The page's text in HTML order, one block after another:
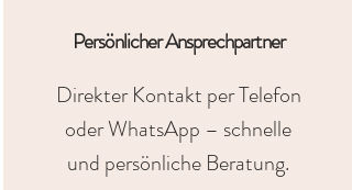
Persönlicher Ansprechpartner
Direkter Kontakt per Telefon
oder WhatsApp – schnelle
und persönliche Beratung.